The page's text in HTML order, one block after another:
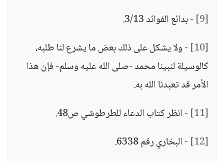
[9]
- بدائع الفوائد 3/13.
[10]
- ولا يشكل على ذلك بعض ما يشرع لنا طلبه،
كالوسيلة لنبينا محمد -صلى الله عليه وسلم- فإن هذا
الأمر قد تعبدنا الله به.
[11]
- انظر كتاب الدعاء للطرطوشي ص48.
[12]
- البخاري رقم 6338.